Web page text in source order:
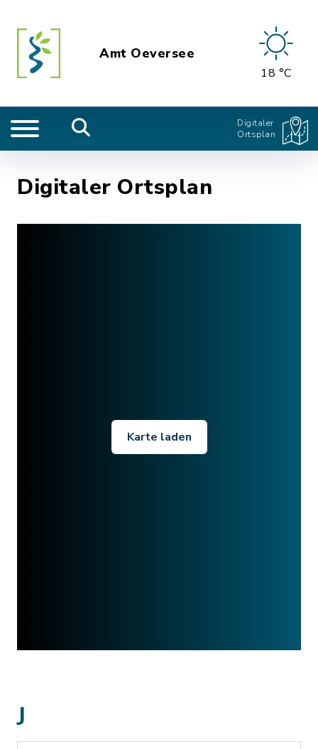
Amt Oeversee
18 °C
Digitaler
Ortsplan
Digitaler Ortsplan
Karte laden
J